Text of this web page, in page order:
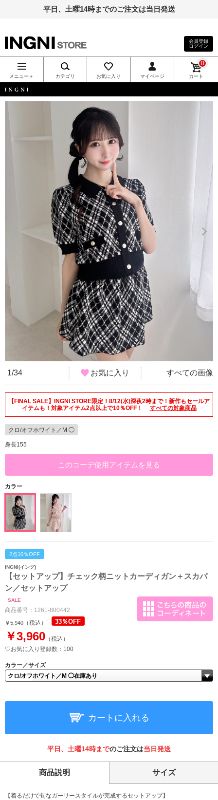
平日、土曜14時までのご注文は当日発送
INGNI（イン
グ）公式通
販｜INGNI
STORE
会員登録
ログイン
メニュー＋ カテゴリ お気に入り マイページ カート
0
INGNI
1/34 お気に入り すべての画像
【FINAL SALE】INGNI STORE限定！8/12(水)深夜2時まで！新作もセールア
イテムも！対象アイテム2点以上で10％OFF！
すべての対象商品
クロ/オフホワイト／M ◯
身長155
このコーデ使用アイテムを見る
カラー
2点10％OFF
INGNI(イング)
【セットアップ】チェック柄ニットカーディガン＋スカパ
ン／セットアップ
SALE
商品番号： 1261-800442
￥5,940（税込） 33％OFF
￥3,960 （税込）
♡お気に入り登録数：100
カラー／サイズ
カートに入れる
平日、土曜14時までのご注文は当日発送
商品説明 サイズ
【着るだけで旬なガーリースタイルが完成するセットアップ】